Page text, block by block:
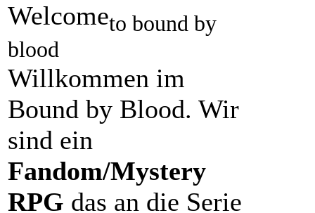
Welcometo bound by
blood
Willkommen im
Bound by Blood. Wir
sind ein
Fandom/Mystery
RPG das an die Serie